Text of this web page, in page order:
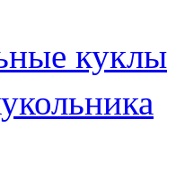
куклы